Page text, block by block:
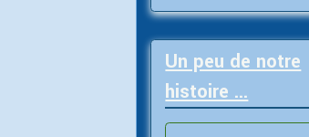
Un peu de notre
histoire ...